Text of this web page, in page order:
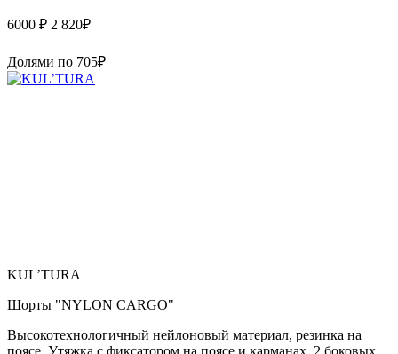
6000 ₽ 2 820₽
Долями по 705₽
KUL’TURA
Шорты "NYLON CARGO"
Высокотехнологичный нейлоновый материал, резинка на
поясе. Утяжка с фиксатором на поясе и карманах. 2 боковых